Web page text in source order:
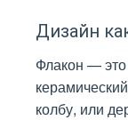
Дизайн
Флакон — это
колбу, или